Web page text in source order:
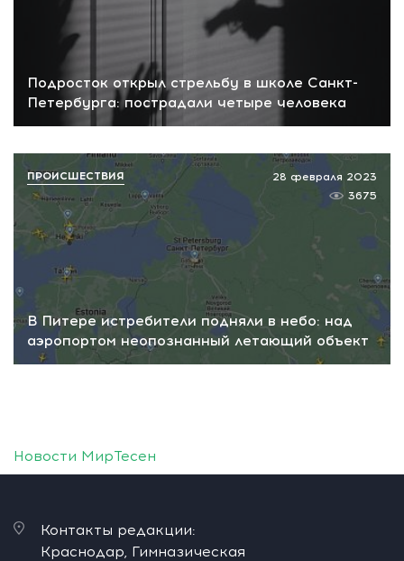
Подросток открыл стрельбу в школе Санкт-
Петербурга: пострадали четыре человека
В Питере истребители подняли в небо: над
аэропортом неопознанный летающий объект
28 февраля 2023
3675
ПРОИСШЕСТВИЯ
Новости МирТесен
Контакты редакции:
Краснодар, Гимназическая